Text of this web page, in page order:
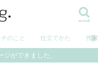
search
のこと 仕立てかた 作
ができました。